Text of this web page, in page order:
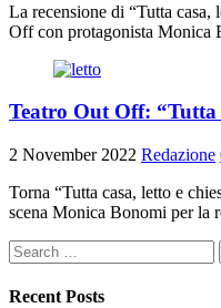
La recensione di “Tutta casa,
Off con protagonista Monica
Teatro Out Off: “Tutta
2 November 2022 Redazione
Torna “Tutta casa, letto e
scena Monica Bonomi per la
Search
for:
Recent Posts